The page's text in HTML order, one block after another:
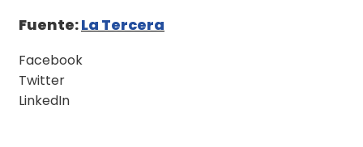
Fuente:La Tercera
Facebook
Twitter
LinkedIn